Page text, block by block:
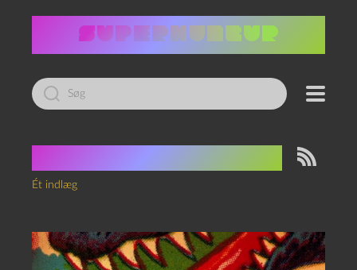
Led
efter:
Ét indlæg